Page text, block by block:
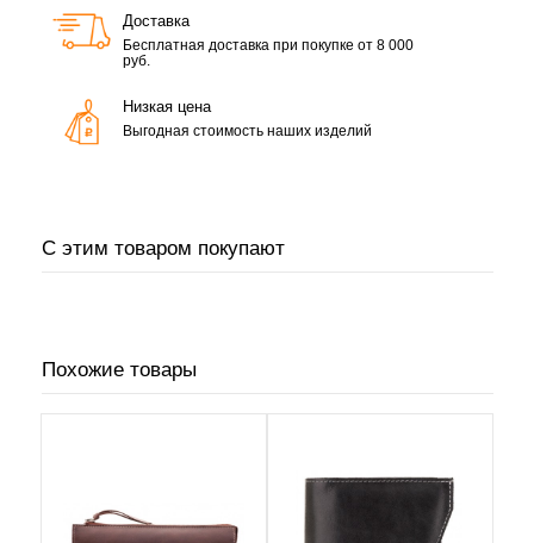
Доставка
Бесплатная доставка при покупке от 8 000
руб.
Низкая цена
Выгодная стоимость наших изделий
С этим товаром покупают
Похожие товары